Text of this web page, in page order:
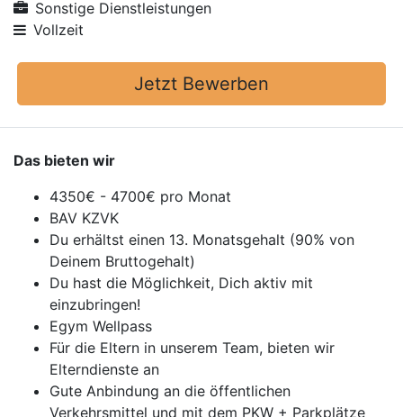
Sonstige Dienstleistungen
Vollzeit
Jetzt Bewerben
Das bieten wir
4350€ - 4700€ pro Monat
BAV KZVK
Du erhältst einen 13. Monatsgehalt (90% von
Deinem Bruttogehalt)
Du hast die Möglichkeit, Dich aktiv mit
einzubringen!
Egym Wellpass
Für die Eltern in unserem Team, bieten wir
Elterndienste an
Gute Anbindung an die öffentlichen
Verkehrsmittel und mit dem PKW + Parkplätze